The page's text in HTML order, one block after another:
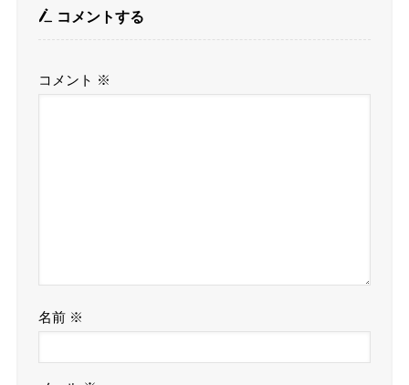
コメントする
コメント ※
名前 ※